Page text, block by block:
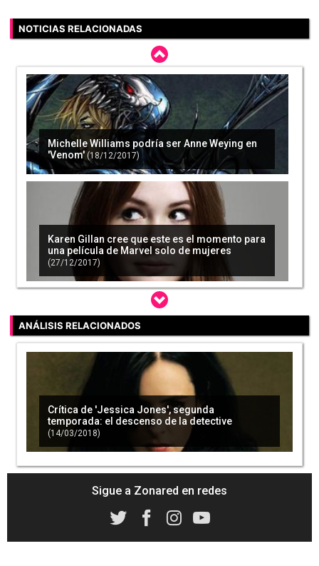
NOTICIAS RELACIONADAS
Michelle Williams podría ser Anne Weying en
'Venom' (18/12/2017)
Karen Gillan cree que este es el momento para
una película de Marvel solo de mujeres
(27/12/2017)
Marvel contrata a una guionista para la
película de Viuda Negra
(11/01/2018)
Kevin Feige explica cómo afecta el acuerdo
entre Fox y Disney a Marvel (01/02/2018)
ANÁLISIS RELACIONADOS
Crítica de 'Jessica Jones', segunda
temporada: el descenso de la detective
(14/03/2018)
Sigue a Zonared en redes